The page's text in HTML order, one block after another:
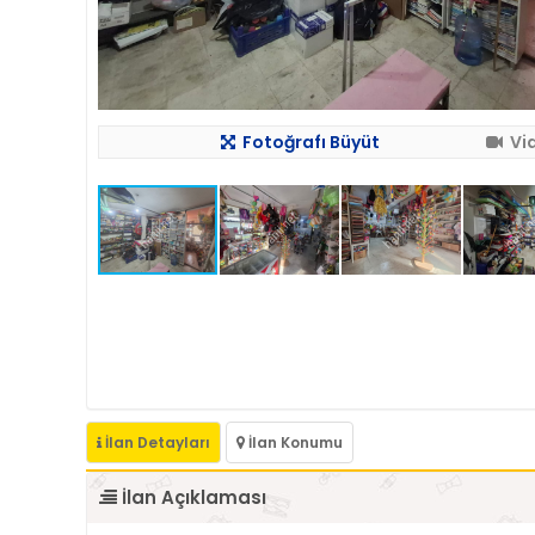
Fotoğrafı Büyüt
İlan Detayları İlan Konumu
İlan Açıklaması